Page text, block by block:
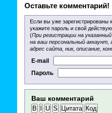
Оставьте комментарий!
Если вы уже зарегистрированы
укажите пароль и свой
(При регистрации на
на ваш персональный
адрес сайта, ник, описание,
E-mail
Пароль
Ваш комментарий
B U S Цитата Код